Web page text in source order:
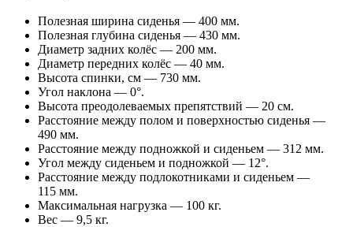
Полезная ширина сиденья — 400 мм.
Полезная глубина сиденья — 430 мм.
Диаметр задних колёс — 200 мм.
Диаметр передних колёс — 40 мм.
Высота спинки, см — 730 мм.
Угол наклона — 0°.
Высота преодолеваемых препятствий — 20 см.
Расстояние между полом и поверхностью сиденья —
490 мм.
Расстояние между подножкой и сиденьем — 312 мм.
Угол между сиденьем и подножкой — 12°.
Расстояние между подлокотниками и сиденьем —
115 мм.
Максимальная нагрузка — 100 кг.
Вес — 9,5 кг.